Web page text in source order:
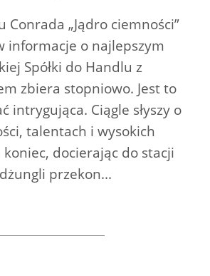
„Jądro ciemności”
informacje o najlepszym
Spółki do Handlu z
zbiera stopniowo. Jest to
intrygująca. Ciągle słyszy o
talentach i wysokich
docierając do stacji
przekon...